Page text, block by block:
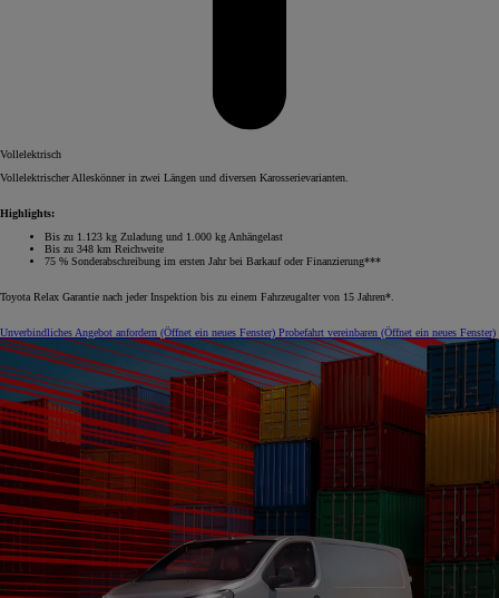
Vollelektrisch
Vollelektrischer Alleskönner in zwei Längen und diversen Karosserievarianten.
Highlights:
Bis zu 1.123 kg Zuladung und 1.000 kg Anhängelast
Bis zu 348 km Reichweite
75 % Sonderabschreibung im ersten Jahr bei Barkauf oder Finanzierung***
Toyota Relax Garantie nach jeder Inspektion bis zu einem Fahrzeugalter von 15 Jahren*.
Unverbindliches Angebot anfordern (Öffnet ein neues Fenster) Probefahrt vereinbaren (Öffnet ein neues Fenster)